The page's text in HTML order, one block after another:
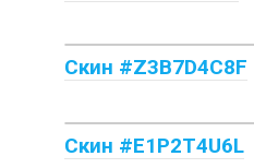
Скин #Z3B7D4C8F
Скин #E1P2T4U6L